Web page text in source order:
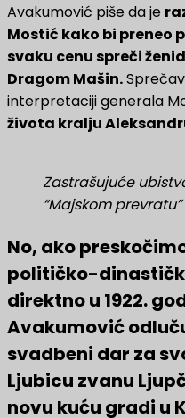
Avakumović piše da je
Mostić kako bi preneo
svaku cenu spreči
Dragom Mašin.
interpretaciji generala
života kralju
Zastrašujuće
“Majskom prevratu”
No, ako
političko-
direktno u 1922.
Avakumović
svadbeni dar za
Ljubicu zvanu
novu kuću gradi u